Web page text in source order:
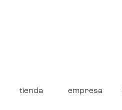
tienda empresa